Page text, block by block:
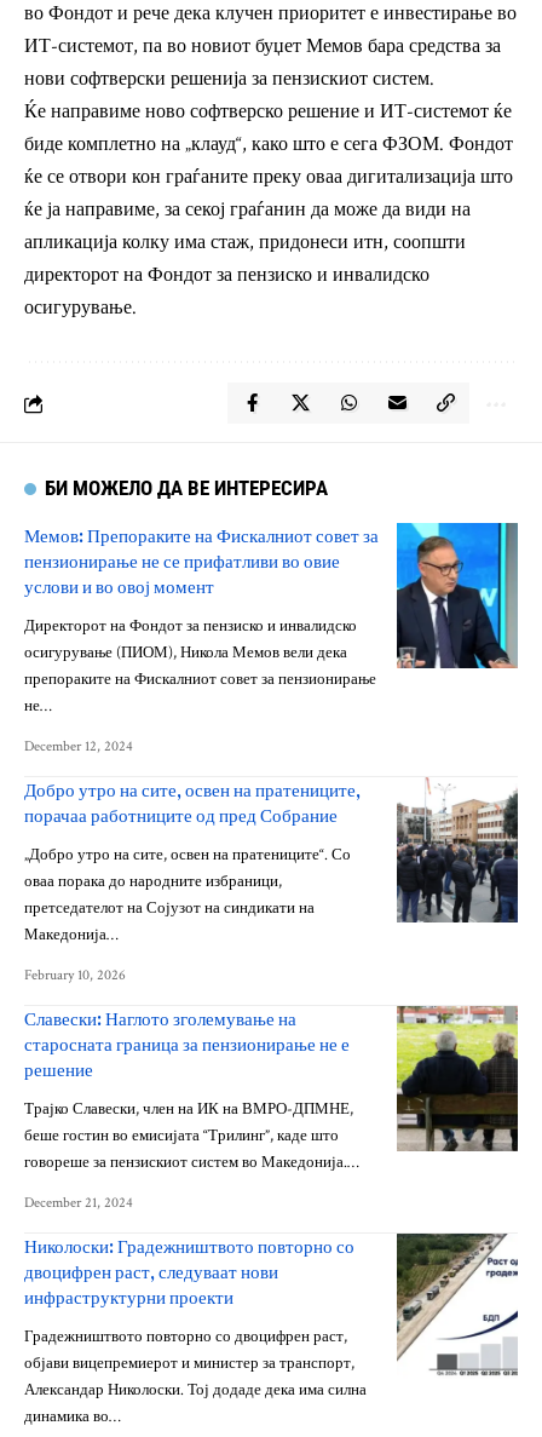
во Фондот и рече дека клучен приоритет е инвестирање во
ИТ-системот, па во новиот буџет Мемов бара средства за
нови софтверски решенија за пензискиот систем.
Ќе направиме ново софтверско решение и ИТ-системот ќе
биде комплетно на „клауд“, како што е сега ФЗОМ. Фондот
ќе се отвори кон граѓаните преку оваа дигитализација што
ќе ја направиме, за секој граѓанин да може да види на
апликација колку има стаж, придонеси итн, соопшти
директорот на Фондот за пензиско и инвалидско
осигурување.
БИ МОЖЕЛО ДА ВЕ ИНТЕРЕСИРА
Мемов: Препораките на Фискалниот совет за
пензионирање не се прифатливи во овие
услови и во овој момент
Директорот на Фондот за пензиско и инвалидско
осигурување (ПИОМ), Никола Мемов вели дека
препораките на Фискалниот совет за пензионирање
не…
December 12, 2024
Добро утро на сите, освен на пратениците,
порачаа работниците од пред Собрание
„Добро утро на сите, освен на пратениците“. Со
оваа порака до народните избраници,
претседателот на Сојузот на синдикати на
Македонија…
February 10, 2026
Славески: Наглото зголемување на
старосната граница за пензионирање не е
решение
Трајко Славески, член на ИК на ВМРО-ДПМНЕ,
беше гостин во емисијата “Трилинг”, каде што
говореше за пензискиот систем во Македонија.…
December 21, 2024
Николоски: Градежништвото повторно со
двоцифрен раст, следуваат нови
инфраструктурни проекти
Градежништвото повторно со двоцифрен раст,
објави вицепремиерот и министер за транспорт,
Александар Николоски. Тој додаде дека има силна
динамика во…